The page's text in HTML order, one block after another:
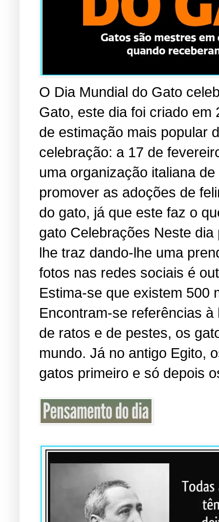
O Dia Mundial do Gato
Gato, este dia foi criado em
de estimação mais popular
celebração: a 17 de
uma organização italiana
promover as adoções de
do gato, já que este faz o
gato Celebrações Neste
lhe traz dando-lhe uma
fotos nas redes sociais é
Estima-se que existem 500
Encontram-se referências
de ratos e de pestes, os
mundo. Já no antigo Egito,
gatos primeiro e só depois